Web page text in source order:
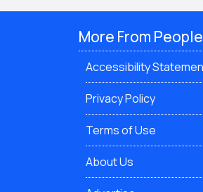
More From
Accessibility
Privacy Policy
Terms of Use
About Us